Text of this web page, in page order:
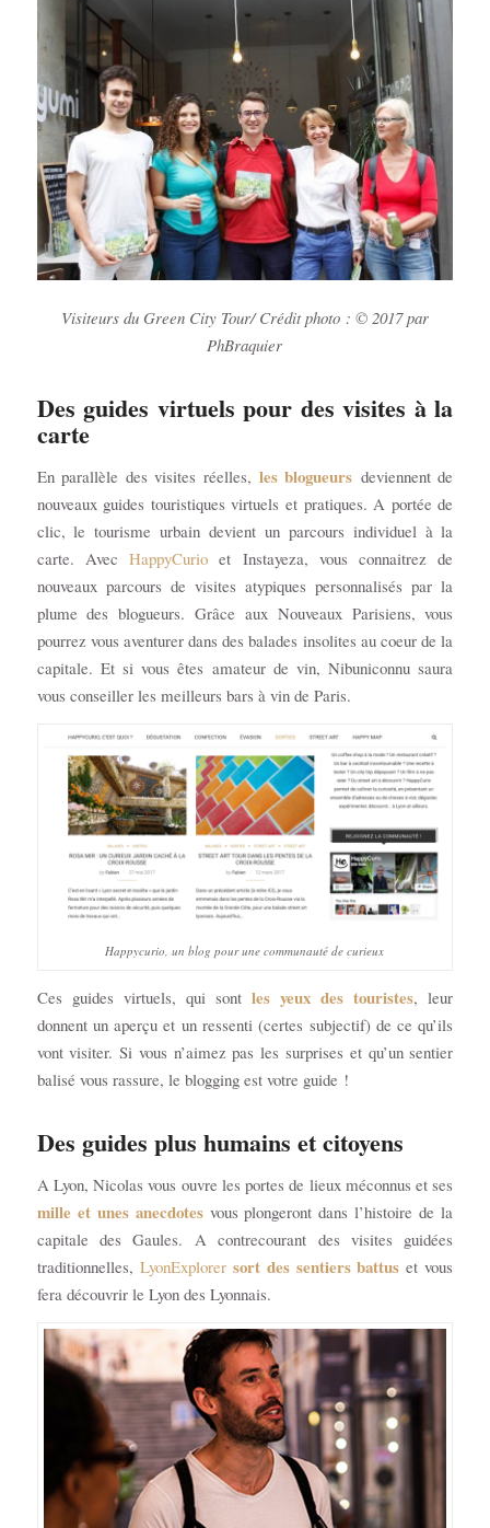
Visiteurs du Green City Tour/ Crédit photo : © 2017 par
PhBraquier
Des guides virtuels pour des visites à la
carte
En parallèle des visites réelles, les blogueurs deviennent de
nouveaux guides touristiques virtuels et pratiques. A portée de
clic, le tourisme urbain devient un parcours individuel à la
carte. AvecHappyCurio et Instayeza, vous connaitrez de
nouveaux parcours de visites atypiques personnalisés par la
plume des blogueurs. Grâce aux Nouveaux Parisiens, vous
pourrez vous aventurer dans des balades insolites au coeur de la
capitale. Et si vous êtes amateur de vin, Nibuniconnu saura
vous conseiller les meilleurs bars à vin de Paris.
Happycurio, un blog pour une communauté de curieux
Ces guides virtuels, qui sontles yeux des touristes, leur
donnent un aperçu et un ressenti (certes subjectif) de ce qu’ils
vont visiter. Si vous n’aimez pas les surprises et qu’un sentier
balisé vous rassure, le blogging est votre guide !
Des guides plus humains et citoyens
A Lyon, Nicolas vous ouvre les portes de lieux méconnus et ses
mille et unes anecdotesvous plongeront dans l’histoire de la
capitale des Gaules. A contrecourant des visites guidées
traditionnelles, LyonExplorer sort des sentiers battus et vous
fera découvrir le Lyon des Lyonnais.